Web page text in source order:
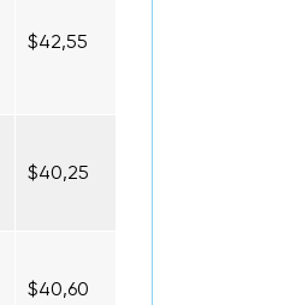
$42,55
$40,25
$40,60